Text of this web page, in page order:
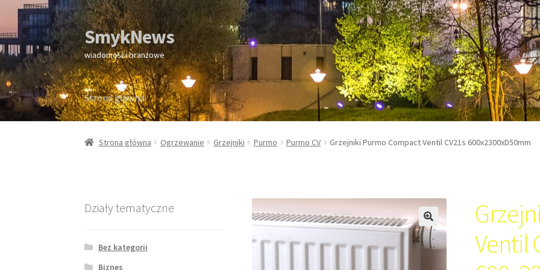
Przejdź
do
nawigacji
Przejdź
do
treści
SmykNews
wiadomości branżowe
Strona główna
Strona główna
Strona główna Ogrzewanie Grzejniki Purmo Purmo CV Grzejniki Purmo Compact Ventil CV21s 600x2300xD50mm
Ventil
Działy tematyczne
Bez kategorii
Biznes